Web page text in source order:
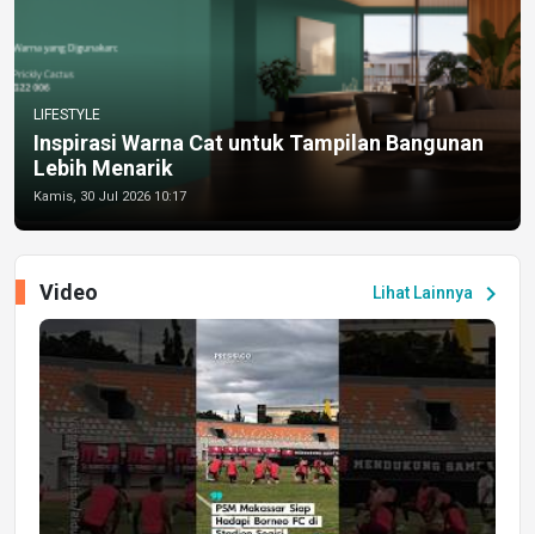
LIFESTYLE
Inspirasi Warna Cat untuk Tampilan Bangunan
Lebih Menarik
Kamis, 30 Jul 2026 10:17
Lihat Lainnya chevron_right
Video